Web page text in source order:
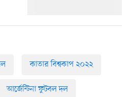
কাতার বিশ্বকাপ ২০২২
আর্জেন্টিনা ফুটবল দল